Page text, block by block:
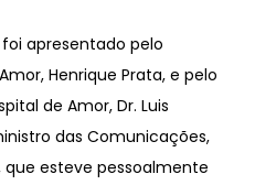
apresentado pelo
Henrique Prata, e pelo
de Amor, Dr. Luis
das Comunicações,
que esteve pessoalmente